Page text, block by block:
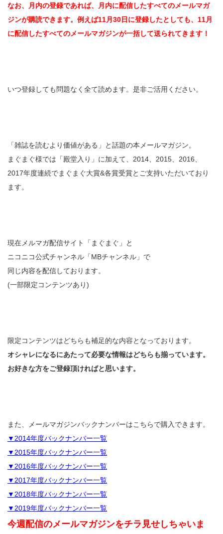
なお、月内の登録であれば、月内に配信したすべてのメールマガ
ジンが購読できます。例えば11月30日に登録したとしても、11月
に配信したすべてのメールマガジンが一括して送られてきます！
いつ登録しても問題なく全て読めます。是非ご活用ください。
「雑誌を読むより価値がある」と話題の本メールマガジン。
まぐまぐ様では「殿堂入り」に加えて、2014、2015、2016、
2017年度連続でまぐまぐ大賞&各賞受賞とご支持いただいており
ます。
現在メルマガ配信サイト「まぐまぐ」と
ニコニコ公式チャンネル「MBチャンネル」で
同じ内容を配信しております。
(一部限定コンテンツあり)
限定コンテンツはどちらも補足的な内容となっております。
オシャレになるにあたって必要な情報はどちらも揃っています。
お好きな方をご登録頂ければと思います。
また、メールマガジンバックナンバーはこちらで購入できます。
▼2014年度バックナンバー一覧
▼2015年度バックナンバー一覧
▼2016年度バックナンバー一覧
▼2017年度バックナンバー一覧
▼2018年度バックナンバー一覧
▼2019年度バックナンバー一覧
今週配信のメールマガジンをチラ見せしちゃいま